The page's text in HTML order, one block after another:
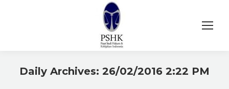
Daily Archives: 26/02/2016 2:22 PM